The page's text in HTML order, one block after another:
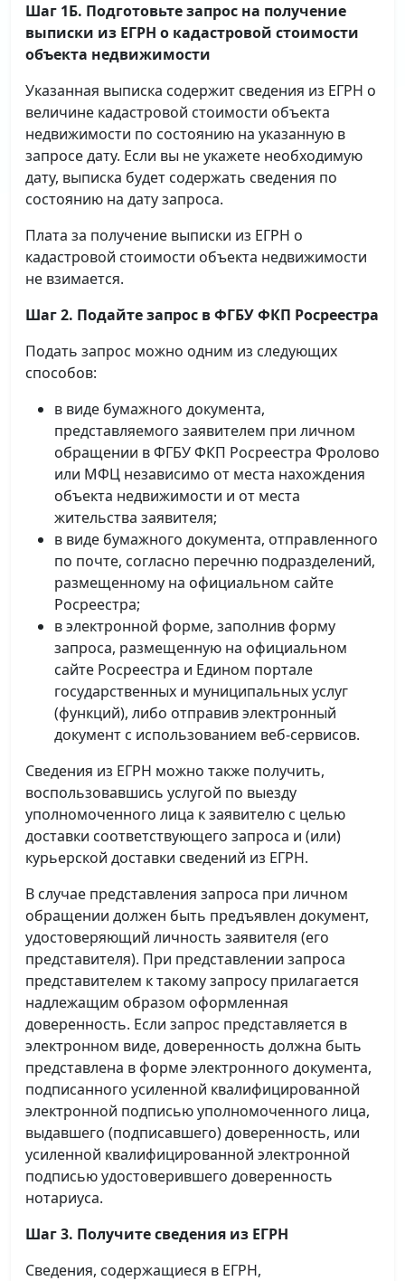
Шаг 1Б. Подготовьте запрос на получение
выписки из ЕГРН о кадастровой стоимости
объекта недвижимости
Указанная выписка содержит сведения из ЕГРН о
величине кадастровой стоимости объекта
недвижимости по состоянию на указанную в
запросе дату. Если вы не укажете необходимую
дату, выписка будет содержать сведения по
состоянию на дату запроса.
Плата за получение выписки из ЕГРН о
кадастровой стоимости объекта недвижимости
не взимается.
Шаг 2. Подайте запрос в ФГБУ ФКП Росреестра
Подать запрос можно одним из следующих
способов:
в виде бумажного документа,
представляемого заявителем при личном
обращении в ФГБУ ФКП Росреестра Фролово
или МФЦ независимо от места нахождения
объекта недвижимости и от места
жительства заявителя;
в виде бумажного документа, отправленного
по почте, согласно перечню подразделений,
размещенному на официальном сайте
Росреестра;
в электронной форме, заполнив форму
запроса, размещенную на официальном
сайте Росреестра и Едином портале
государственных и муниципальных услуг
(функций), либо отправив электронный
документ с использованием веб-сервисов.
Сведения из ЕГРН можно также получить,
воспользовавшись услугой по выезду
уполномоченного лица к заявителю с целью
доставки соответствующего запроса и (или)
курьерской доставки сведений из ЕГРН.
В случае представления запроса при личном
обращении должен быть предъявлен документ,
удостоверяющий личность заявителя (его
представителя). При представлении запроса
представителем к такому запросу прилагается
надлежащим образом оформленная
доверенность. Если запрос представляется в
электронном виде, доверенность должна быть
представлена в форме электронного документа,
подписанного усиленной квалифицированной
электронной подписью уполномоченного лица,
выдавшего (подписавшего) доверенность, или
усиленной квалифицированной электронной
подписью удостоверившего доверенность
нотариуса.
Шаг 3. Получите сведения из ЕГРН
Сведения, содержащиеся в ЕГРН,